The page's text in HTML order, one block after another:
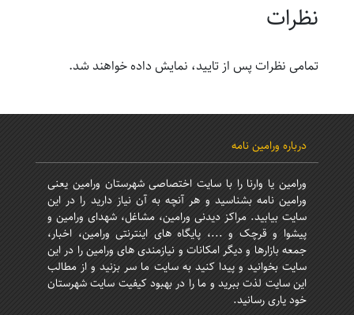
نظرات
تمامی نظرات پس از تایید، نمایش داده خواهند شد.
درباره ورامین نامه
ورامین یا وارنا را با سایت اختصاصی شهرستان ورامین یعنی
ورامین نامه بشناسید و هر آنچه به آن نیاز دارید را در این
سایت بیابید. مراکز دیدنی ورامین، مشاغل، شهدای ورامین و
پیشوا و قرچک و ...، پایگاه های اینترنتی ورامین، اخبار،
جمعه بازارها و دیگر امکانات و نیازمندی های ورامین را در این
سایت بخوانید و پیدا کنید به سایت ما سر بزنید و از مطالب
این سایت لذت ببرید و ما را در بهبود کیفیت سایت شهرستان
خود یاری رسانید.